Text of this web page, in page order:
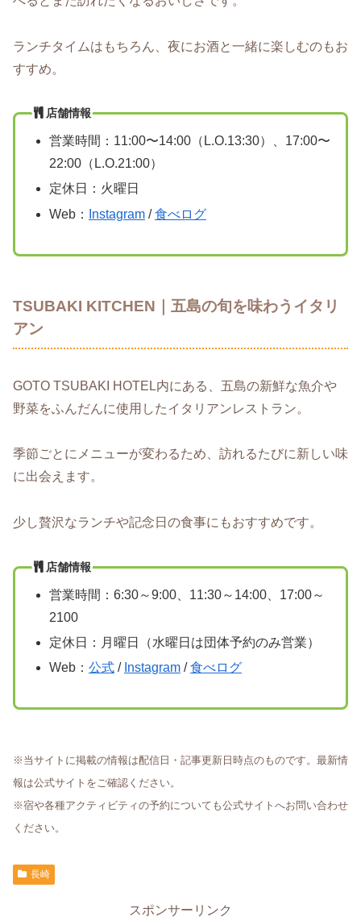
ランチタイムはもちろん、夜にお酒と一緒に楽しむのもお
すすめ。
店舗情報
営業時間：11:00〜14:00（L.O.13:30）、17:00〜
22:00（L.O.21:00）
定休日：火曜日
Web：
Instagram/食べログ
TSUBAKI KITCHEN｜五島の旬を味わうイタリ
アン
GOTO TSUBAKI HOTEL内にある、五島の新鮮な魚介や
野菜をふんだんに使用したイタリアンレストラン。
季節ごとにメニューが変わるため、訪れるたびに新しい味
に出会えます。
少し贅沢なランチや記念日の食事にもおすすめです。
店舗情報
営業時間：6:30～9:00、11:30～14:00、17:00～
2100
定休日：月曜日（水曜日は団体予約のみ営業）
Web： 公式/ Instagram/食べログ
※当サイトに掲載の情報は配信日・記事更新日時点のものです。最新情
報は公式サイトをご確認ください。
※宿や各種アクティビティの予約についても公式サイトへお問い合わせ
ください。
長崎
スポンサーリンク